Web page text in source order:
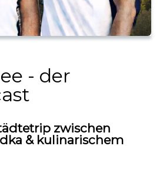
- der
zwischen
& kulinarischem